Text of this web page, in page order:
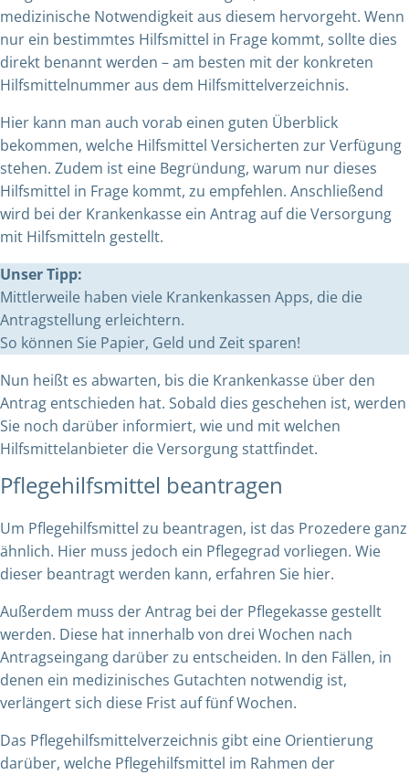
medizinische Notwendigkeit aus diesem hervorgeht. Wenn
nur ein bestimmtes Hilfsmittel in Frage kommt, sollte dies
direkt benannt werden – am besten mit der konkreten
Hilfsmittelnummer aus dem Hilfsmittelverzeichnis.
Hier kann man auch vorab einen guten Überblick
bekommen, welche Hilfsmittel Versicherten zur Verfügung
stehen. Zudem ist eine Begründung, warum nur dieses
Hilfsmittel in Frage kommt, zu empfehlen. Anschließend
wird bei der Krankenkasse ein Antrag auf die Versorgung
mit Hilfsmitteln gestellt.
Unser Tipp:
Mittlerweile haben viele Krankenkassen Apps, die die
Antragstellung erleichtern.
So können Sie Papier, Geld und Zeit sparen!
Nun heißt es abwarten, bis die Krankenkasse über den
Antrag entschieden hat. Sobald dies geschehen ist, werden
Sie noch darüber informiert, wie und mit welchen
Hilfsmittelanbieter die Versorgung stattfindet.
Pflegehilfsmittel beantragen
Um Pflegehilfsmittel zu beantragen, ist das Prozedere ganz
ähnlich. Hier muss jedoch ein Pflegegrad vorliegen. Wie
dieser beantragt werden kann, erfahren Sie hier.
Außerdem muss der Antrag bei der Pflegekasse gestellt
werden. Diese hat innerhalb von drei Wochen nach
Antragseingang darüber zu entscheiden. In den Fällen, in
denen ein medizinisches Gutachten notwendig ist,
verlängert sich diese Frist auf fünf Wochen.
Das Pflegehilfsmittelverzeichnis gibt eine Orientierung
darüber, welche Pflegehilfsmittel im Rahmen der